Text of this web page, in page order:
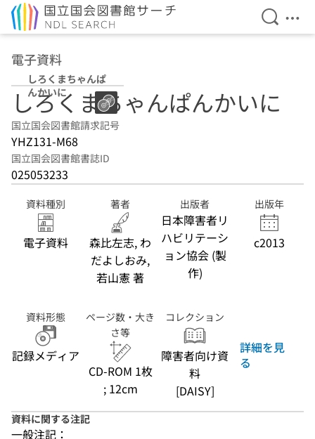
検索を
メ
電子資料
しろくまちゃんぱ
んかいに
しろくまちゃんぱんかいに
国立国会図書館請求記号
YHZ131-M68
国立国会図書館書誌ID
025053233
資料種別
電子資料
著者
森比左志, わ
だよしおみ,
若山憲 著
出版者
日本障害者リ
ハビリテーシ
ョン協会 (製
作)
出版年
c2013
資料形態
記録メディア
ページ数・大き
さ等
CD-ROM 1枚
; 12cm
コレクション
障害者向け資
料
[DAISY]
詳細を見
る
資料に関する注記
一般注記：